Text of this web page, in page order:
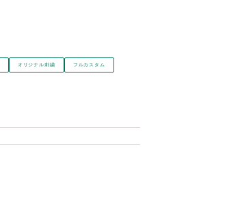
オリジナル刺繍 フルカスタム